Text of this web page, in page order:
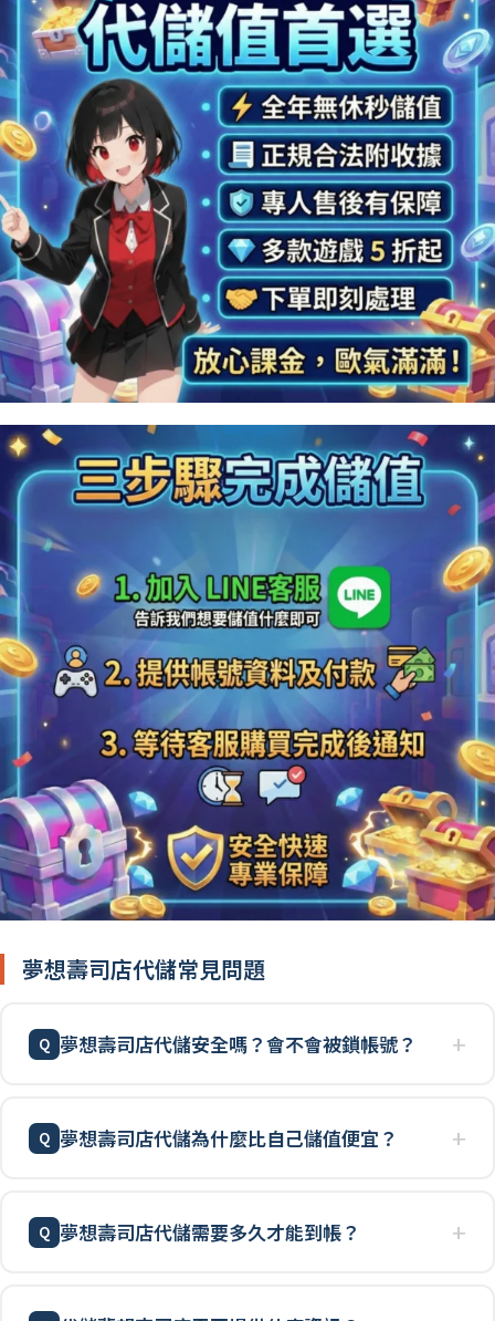
夢想壽司店代儲常見問題
夢想壽司店代儲安全嗎？會不會被鎖帳號？
夢想壽司店代儲為什麼比自己儲值便宜？
夢想壽司店代儲需要多久才能到帳？